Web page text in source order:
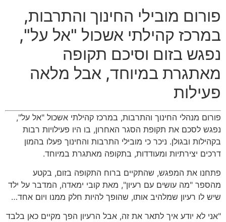
פורום מובילי החינוך והתרבות,
במרכז קהילתי אשכול "אל על",
נפגש בזום וסיכם תקופה
מאתגרת במיוחד, אבל מלאה
פעילות
פורום מנהלי החינוך והתרבות, במרכז קהילתי אשכול "אל על",
נפגש לסכם את תקופת הסגר האחרון, בו היו פעילויות רבות
בקהילות ובגולן. ניכר כי מובילי התרבות והחינוך פעלו בהמון
דרכים יצירתיות ומעודדות, בתקופה מאתגרת במיוחד.
פתחנו את המפגש, שהתקיים ברוח התקופה בזום, בקטע
מהספר "מה עושים עם רעיון", מאת קובי ימאדה, המדבר על ילד
שיש לו רעיון שמלהיב אותו, שהופך להיות חלק ממנו ויום אחד…
"אני לא יודע איך לתאר את זה, אבל הרעיון הפך מקיים כאן בלבד